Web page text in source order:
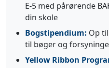
E-5 med pårørende
din skole
Bogstipendium: Op
til bøger og
Yellow Ribbon